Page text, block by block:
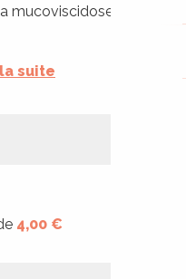
mucoviscidose. Il remet
suite
4,00 €